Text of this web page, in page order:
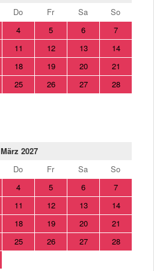
Do Fr Sa
So
4 5 6
7
11 12 13
14
18 19 20
21
25 26 27 28
März 2027
Do Fr Sa
So
4 5 6
7
11 12 13
14
18 19 20
21
25 26 27
28